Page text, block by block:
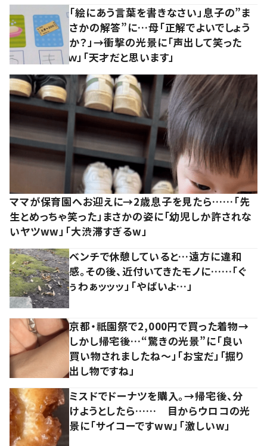
「絵にあう言葉を書きなさい」息子の”ま
さかの解答”に…母「正解でよいでしょう
か？」→衝撃の光景に「声出して笑った
ｗ」「天才だと思います」
ママが保育園へお迎えに→2歳息子を見たら……「先
生とめっちゃ笑った」まさかの姿に「幼児しか許されな
いヤツww」「大渋滞すぎるw」
ベンチで休憩していると…遠方に違和
感。その後、近付いてきたモノに……「ぐ
ぅわぁッッッ」「やばいよ…」
京都・祇園祭で2,000円で買った着物→
しかし帰宅後…“驚きの光景”に「良い
買い物されましたね～」「お宝だ」「掘り
出し物ですね」
ミスドでドーナツを購入。→帰宅後、分
けようとしたら…… 目からウロコの光
景に「サイコーですww」「激しいw」